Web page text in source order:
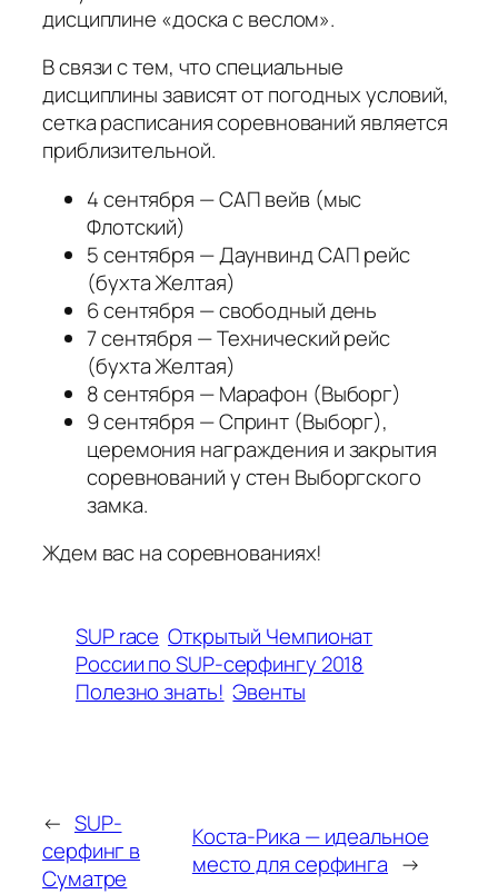
дисциплине «доска с веслом».
В связи с тем, что специальные
дисциплины зависят от погодных условий,
сетка расписания соревнований является
приблизительной.
4 сентября — САП вейв (мыс
Флотский)
5 сентября — Даунвинд САП рейс
(бухта Желтая)
6 сентября — свободный день
7 сентября — Технический рейс
(бухта Желтая)
8 сентября — Марафон (Выборг)
9 сентября — Спринт (Выборг),
церемония награждения и закрытия
соревнований у стен Выборгского
замка.
Ждем вас на соревнованиях!
SUP race Открытый Чемпионат
России по SUP-серфингу 2018
Полезно знать! Эвенты
← SUP-
серфинг в
Суматре
Коста-Рика — идеальное
место для серфинга →